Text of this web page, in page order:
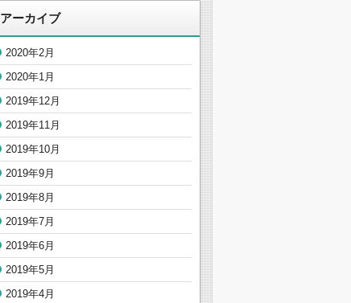
アーカイブ
2020年2月
2020年1月
2019年12月
2019年11月
2019年10月
2019年9月
2019年8月
2019年7月
2019年6月
2019年5月
2019年4月